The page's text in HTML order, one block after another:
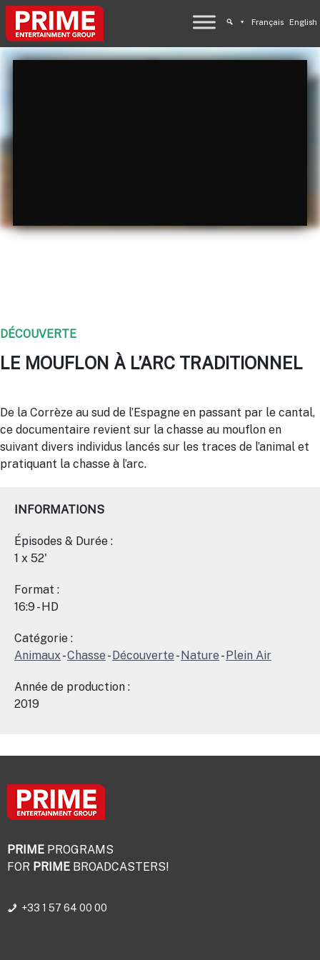
Français English
DÉCOUVERTE
LE MOUFLON À L’ARC TRADITIONNEL
De la Corrèze au sud de l’Espagne en passant par le cantal,
ce documentaire revient sur la chasse au mouflon en
suivant divers individus lancés sur les traces de l’animal et
pratiquant la chasse à l’arc.
INFORMATIONS
Épisodes & Durée :
1 x 52'
Format :
16:9 - HD
Catégorie :
Animaux-Chasse -Découverte -Nature -Plein Air
Année de production :
2019
PRIME PROGRAMS
FOR PRIME BROADCASTERS!
+33 1 57 64 00 00